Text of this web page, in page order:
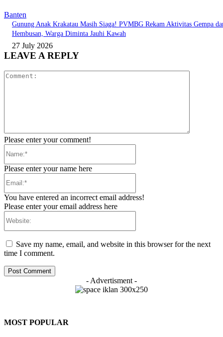
Banten
Gunung Anak Krakatau Masih Siaga! PVMBG Rekam Aktivitas Gempa
Hembusan, Warga Diminta Jauhi Kawah
27 July 2026
LEAVE A REPLY
Please enter your comment!
Please enter your name here
You have entered an incorrect email address!
Please enter your email address here
Save my name, email, and website in this browser for the next
time I comment.
- Advertisment -
MOST POPULAR